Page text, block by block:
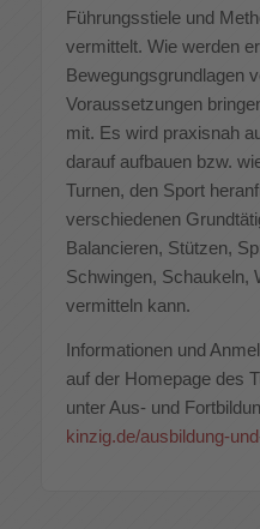
Führungsstiele und
vermittelt. Wie werden
Bewegungsgrundlagen
Voraussetzungen
mit. Es wird praxisnah
darauf aufbauen bzw.
Turnen, den Sport
verschiedenen
Balancieren, Stützen,
Schwingen, Schaukeln,
vermitteln kann.
Informationen und
auf der Homepage des
unter Aus- und
kinzig.de/ausbildung-